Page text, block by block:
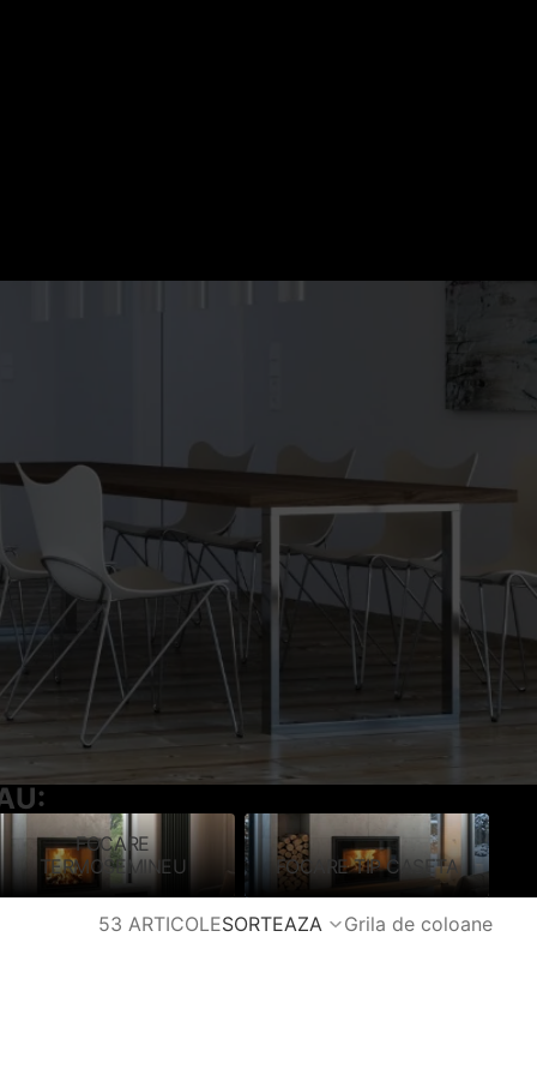
SEMINEU
ani,
FOCARE
TERMOSEMINEU
FOCARE TIP
CASETA
FOCARE TIP CASETA
53 ARTICOLESORTEAZA Grila de coloane